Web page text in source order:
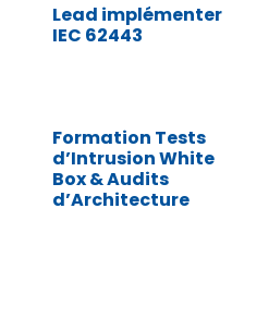
Lead implémenter
IEC 62443
Formation Tests
d’Intrusion White
Box & Audits
d’Architecture